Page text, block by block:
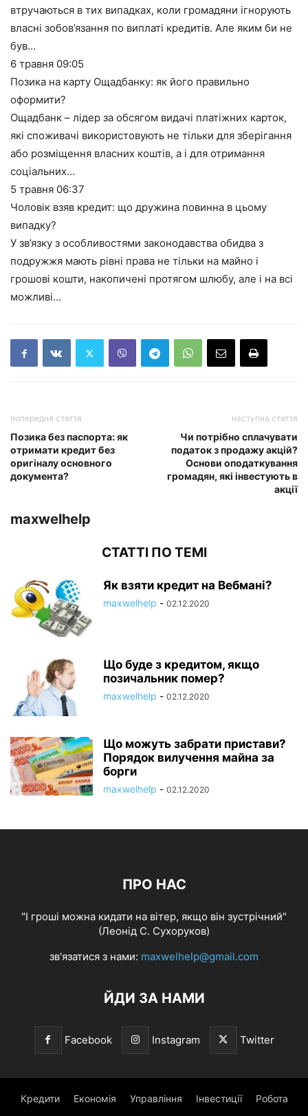
втручаються в тих випадках, коли громадяни ігнорують
власні зобов’язання по виплаті кредитів. Але яким би не
був…
6 травня 09:05
Позика на карту Ощадбанку: як його правильно
оформити?
Ощадбанк – лідер за обсягом видачі платіжних карток,
які споживачі використовують не тільки для зберігання
або розміщення власних коштів, а і для отримання
соціальних…
5 травня 06:37
Чоловік взяв кредит: що дружина повинна в цьому
випадку?
У зв’язку з особливостями законодавства обидва з
подружжя мають рівні права не тільки на майно і
грошові кошти, накопичені протягом шлюбу, але і на всі
можливі…
попередня стаття
Позика без паспорта: як
отримати кредит без
оригіналу основного
документа?
наступна стаття
Чи потрібно сплачувати
податок з продажу акцій?
Основи оподаткування
громадян, які інвестують в
акції
maxwelhelp
СТАТТІ ПО ТЕМІ
Як взяти кредит на Вебмані?
maxwelhelp - 02.12.2020
Що буде з кредитом, якщо
позичальник помер?
maxwelhelp - 02.12.2020
Що можуть забрати пристави?
Порядок вилучення майна за
борги
maxwelhelp - 02.12.2020
ПРО НАС
"І гроші можна кидати на вітер, якщо він зустрічний"
(Леонід С. Сухоруков)
зв'язатися з нами: maxwelhelp@gmail.com
ЙДИ ЗА НАМИ
Facebook Instagram Twitter
Кредити Економія Управління Інвестиції Робота